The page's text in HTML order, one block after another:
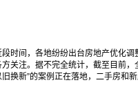
时间，各地纷纷出台房地产优化
关注。据不完全统计，截至目前
换新”的案例正在落地，二手房和